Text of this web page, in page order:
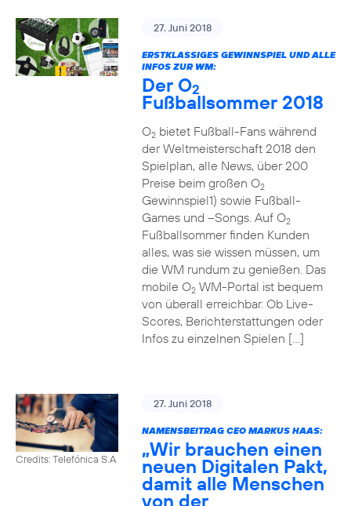
27. Juni 2018
ERSTKLASSIGES GEWINNSPIEL UND ALLE
INFOS ZUR WM:
Der O2
Fußballsommer 2018
O2bietet Fußball-Fans während
der Weltmeisterschaft 2018 den
Spielplan, alle News, über 200
Preise beim großen O2
Gewinnspiel1) sowie Fußball-
Games und –Songs. Auf O2
Fußballsommer finden Kunden
alles, was sie wissen müssen, um
die WM rundum zu genießen. Das
mobile O2WM-Portal ist bequem
von überall erreichbar. Ob Live-
Scores, Berichterstattungen oder
Infos zu einzelnen Spielen […]
Credits: Telefónica S.A
27. Juni 2018
NAMENSBEITRAG CEO MARKUS HAAS:
„Wir brauchen einen
neuen Digitalen Pakt,
damit alle Menschen
von der